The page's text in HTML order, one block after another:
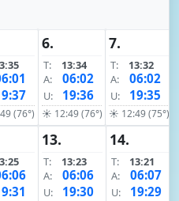
(76°)
6.
T:
13:34
A:
06:02
U: 19:36
☀ 12:49 (76°)
7.
T:
13:32
A:
06:02
U: 19:35
☀ 12:49 (75°)
13.
T:
13:23
A:
06:06
U: 19:30
14.
T:
13:21
A:
06:07
U: 19:29